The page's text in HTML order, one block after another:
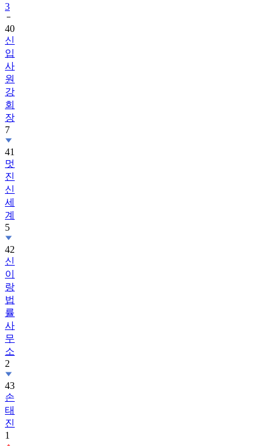
3
40
신
입
사
원
강
회
장
7
41
멋
진
신
세
계
5
42
신
이
랑
법
률
사
무
소
2
43
손
태
진
1